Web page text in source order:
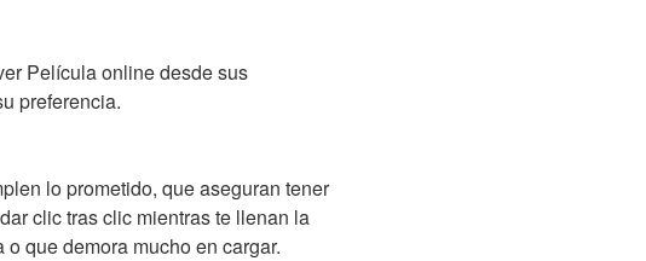
Película online desde sus
preferencia.
lo prometido, que aseguran tener
clic tras clic mientras te llenan la
que demora mucho en cargar.